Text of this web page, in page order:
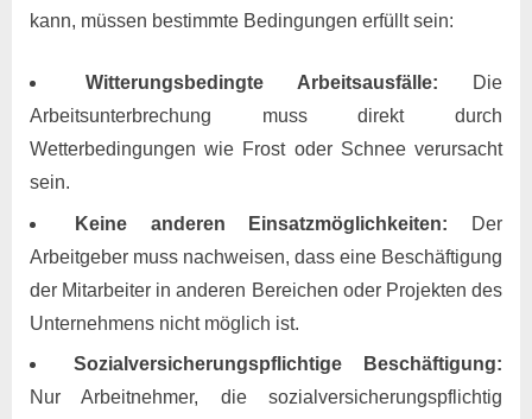
kann, müssen bestimmte Bedingungen erfüllt sein:
Witterungsbedingte Arbeitsausfälle: Die
Arbeitsunterbrechung muss direkt durch
Wetterbedingungen wie Frost oder Schnee verursacht
sein.
Keine anderen Einsatzmöglichkeiten: Der
Arbeitgeber muss nachweisen, dass eine Beschäftigung
der Mitarbeiter in anderen Bereichen oder Projekten des
Unternehmens nicht möglich ist.
Sozialversicherungspflichtige Beschäftigung:
Nur Arbeitnehmer, die sozialversicherungspflichtig